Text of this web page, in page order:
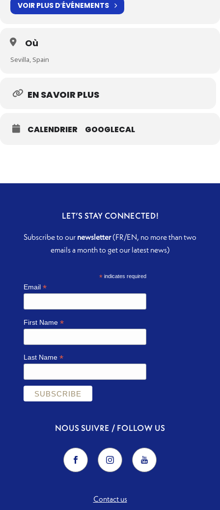
VOIR PLUS D′ÉVÉNEMENTS
Où
Sevilla, Spain
EN SAVOIR PLUS
CALENDRIER GOOGLECAL
LET’S STAY CONNECTED!
Subscribe to our newsletter(FR/EN, no more than two
emails a month to get our latest news)
*indicates required
Email*
First Name*
Last Name*
NOUS SUIVRE / FOLLOW US
Contact us